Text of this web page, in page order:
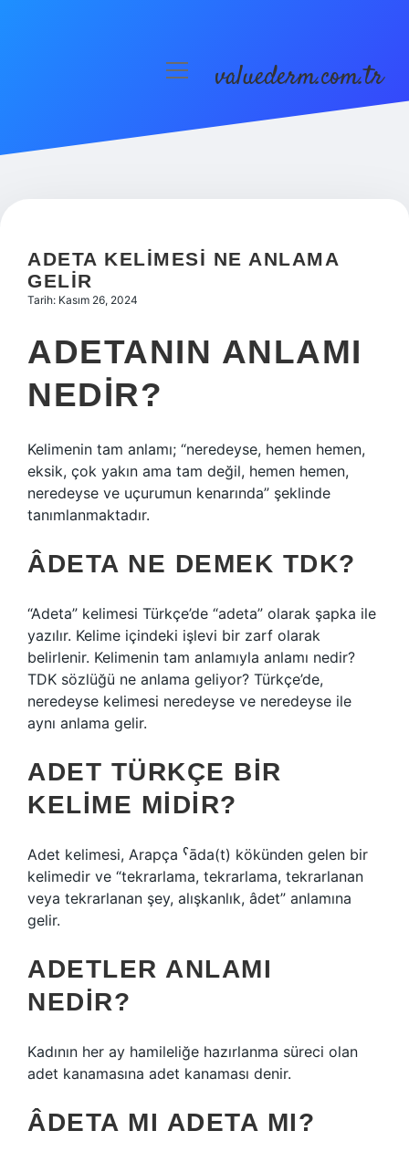
menüyüvaluederm.com.tr
ADETA KELIMESI NE ANLAMA
GELIR
Tarih: Kasım 26, 2024
ADETANIN ANLAMI
NEDIR?
Kelimenin tam anlamı; “neredeyse, hemen hemen,
eksik, çok yakın ama tam değil, hemen hemen,
neredeyse ve uçurumun kenarında” şeklinde
tanımlanmaktadır.
ÂDETA NE DEMEK TDK?
“Adeta” kelimesi Türkçe’de “adeta” olarak şapka ile
yazılır. Kelime içindeki işlevi bir zarf olarak
belirlenir. Kelimenin tam anlamıyla anlamı nedir?
TDK sözlüğü ne anlama geliyor? Türkçe’de,
neredeyse kelimesi neredeyse ve neredeyse ile
aynı anlama gelir.
ADET TÜRKÇE BIR
KELIME MIDIR?
Adet kelimesi, Arapça ˁāda(t) kökünden gelen bir
kelimedir ve “tekrarlama, tekrarlama, tekrarlanan
veya tekrarlanan şey, alışkanlık, âdet” anlamına
gelir.
ADETLER ANLAMI
NEDIR?
Kadının her ay hamileliğe hazırlanma süreci olan
adet kanamasına adet kanaması denir.
ÂDETA MI ADETA MI?